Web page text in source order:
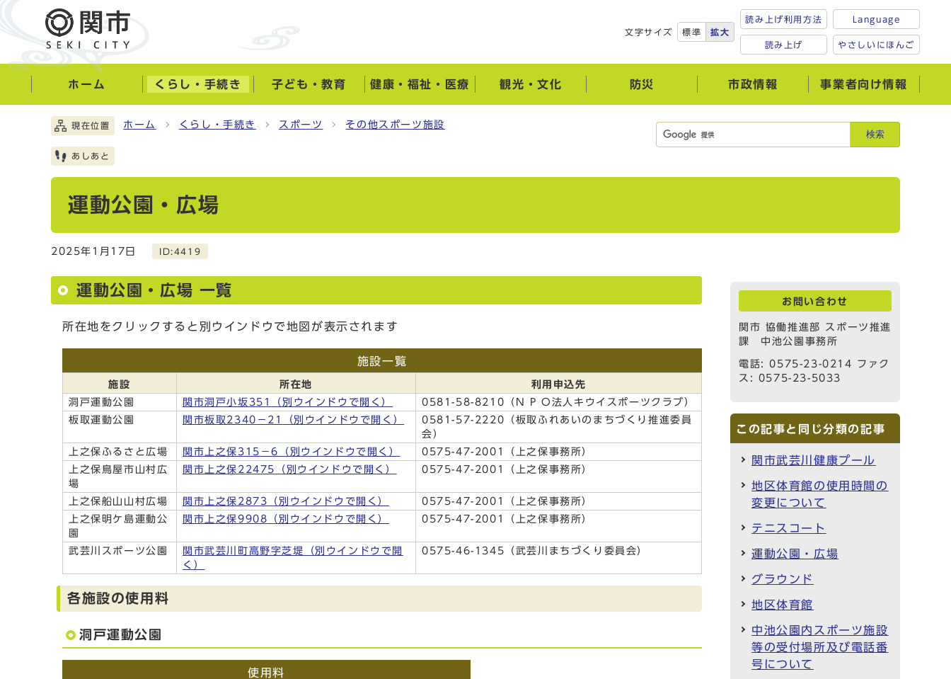
文字サイズ 標準 拡大
読み上げ利用方法
読み上げ
Language
やさしいにほんご
ホーム くらし・手続き 子ども・教育 健康・福祉・医療 観光・文化 防災 市政情報 事業者向け情報
検索
現在位置 ホーム くらし・手続き スポーツ その他スポーツ施設
あしあと
運動公園・広場
2025年1月17日 ID:4419
運動公園・広場 一覧
所在地をクリックすると別ウインドウで地図が表示されます
施設一覧
施設 所在地
利用申込先
洞戸運動公園
関市洞戸小坂351 （別ウインドウで開く）
0581-58-8210（N P O法人キウイスポーツクラブ）
板取運動公園
関市板取2340－21 （別ウインドウで開く）
0581-57-2220（板取ふれあいのまちづくり推進委員
会）
上之保ふるさと広場
関市上之保315－6 （別ウインドウで開く）
0575-47-2001（上之保事務所）
上之保鳥屋市山村広
場
関市上之保22475 （別ウインドウで開く） 0575-47-2001（上之保事務所）
上之保船山山村広場 関市上之保2873 （別ウインドウで開く）
0575-47-2001（上之保事務所）
上之保明ケ島運動公
園
関市上之保9908 （別ウインドウで開く） 0575-47-2001（上之保事務所）
武芸川スポーツ公園 関市武芸川町高野字芝堤
（別ウインドウで開
く）
0575-46-1345（武芸川まちづくり委員会）
各施設の使用料
洞戸運動公園
使用料
お問い合わせ
関市 協働推進部 スポーツ推進
課 中池公園事務所
電話: 0575-23-0214 ファク
ス: 0575-23-5033
この記事と同じ分類の記事
関市武芸川健康プール
地区体育館の使用時間の
変更について
テニスコート
運動公園・広場
グラウンド
地区体育館
中池公園内スポーツ施設
等の受付場所及び電話番
号について